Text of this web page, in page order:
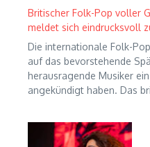
Britischer Folk-Pop voller
meldet sich eindrucksvoll
Die internationale Folk-
auf das bevorstehende
herausragende Musiker
angekündigt haben. Das